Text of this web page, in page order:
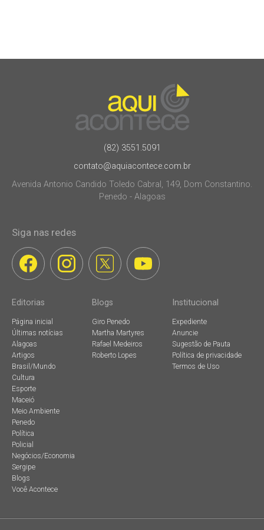
(82) 3551.5091
contato@aquiacontece.com.br
Avenida Antonio Candido Toledo Cabral, 149, Dom Constantino.
Penedo - Alagoas
Siga nas redes
Editorias
Página inicial
Últimas notícias
Alagoas
Artigos
Brasil/Mundo
Cultura
Esporte
Maceió
Meio Ambiente
Penedo
Política
Policial
Negócios/Economia
Sergipe
Blogs
Você Acontece
Blogs
Giro Penedo
Martha Martyres
Rafael Medeiros
Roberto Lopes
Institucional
Expediente
Anuncie
Sugestão de Pauta
Política de privacidade
Termos de Uso